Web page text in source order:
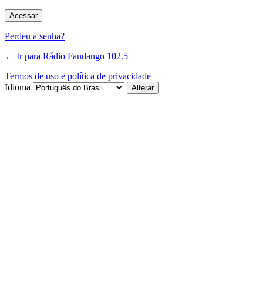
Perdeu a senha?
← Ir para Rádio Fandango 102.5
Termos de uso e política de privacidade
Idioma